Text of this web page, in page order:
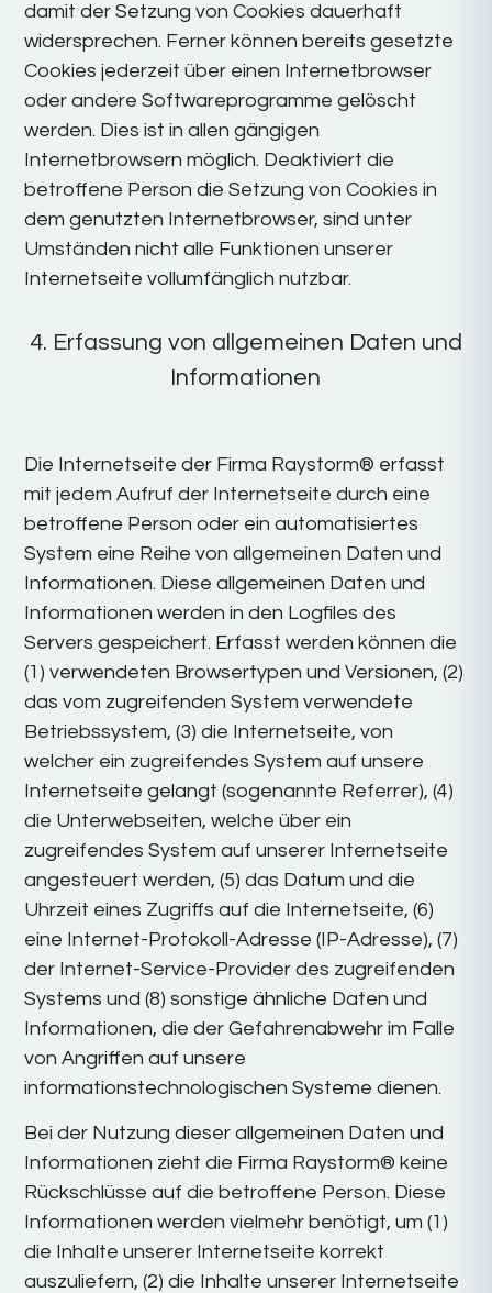
damit der Setzung von Cookies dauerhaft
widersprechen. Ferner können bereits gesetzte
Cookies jederzeit über einen Internetbrowser
oder andere Softwareprogramme gelöscht
werden. Dies ist in allen gängigen
Internetbrowsern möglich. Deaktiviert die
betroffene Person die Setzung von Cookies in
dem genutzten Internetbrowser, sind unter
Umständen nicht alle Funktionen unserer
Internetseite vollumfänglich nutzbar.
4. Erfassung von allgemeinen Daten und
Informationen
Die Internetseite der Firma Raystorm® erfasst
mit jedem Aufruf der Internetseite durch eine
betroffene Person oder ein automatisiertes
System eine Reihe von allgemeinen Daten und
Informationen. Diese allgemeinen Daten und
Informationen werden in den Logfiles des
Servers gespeichert. Erfasst werden können die
(1) verwendeten Browsertypen und Versionen, (2)
das vom zugreifenden System verwendete
Betriebssystem, (3) die Internetseite, von
welcher ein zugreifendes System auf unsere
Internetseite gelangt (sogenannte Referrer), (4)
die Unterwebseiten, welche über ein
zugreifendes System auf unserer Internetseite
angesteuert werden, (5) das Datum und die
Uhrzeit eines Zugriffs auf die Internetseite, (6)
eine Internet-Protokoll-Adresse (IP-Adresse), (7)
der Internet-Service-Provider des zugreifenden
Systems und (8) sonstige ähnliche Daten und
Informationen, die der Gefahrenabwehr im Falle
von Angriffen auf unsere
informationstechnologischen Systeme dienen.
Bei der Nutzung dieser allgemeinen Daten und
Informationen zieht die Firma Raystorm® keine
Rückschlüsse auf die betroffene Person. Diese
Informationen werden vielmehr benötigt, um (1)
die Inhalte unserer Internetseite korrekt
auszuliefern, (2) die Inhalte unserer Internetseite